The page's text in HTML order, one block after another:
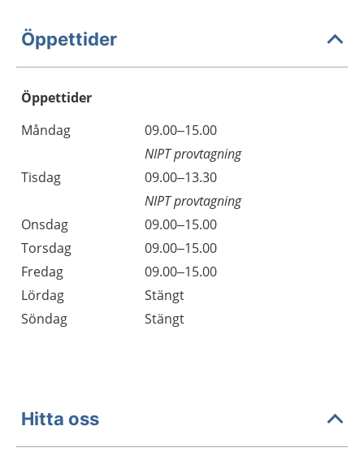
Öppettider
Öppettider
Dag
Öppettider
Kommentarer
Måndag
09.00–15.00
NIPT provtagning
Tisdag
09.00–13.30
NIPT provtagning
Onsdag
09.00–15.00
Torsdag
09.00–15.00
Fredag
09.00–15.00
Lördag
Stängt
Söndag
Stängt
Hitta oss